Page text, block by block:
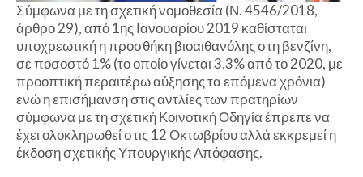
Σύμφωνα με τη σχετική νομοθεσία (Ν. 4546/2018,
άρθρο 29), από 1ης Ιανουαρίου 2019 καθίσταται
υποχρεωτική η προσθήκη βιοαιθανόλης στη βενζίνη,
σε ποσοστό 1% (το οποίο γίνεται 3,3% από το 2020, με
προοπτική περαιτέρω αύξησης τα επόμενα χρόνια)
ενώ η επισήμανση στις αντλίες των πρατηρίων
σύμφωνα με τη σχετική Κοινοτική Οδηγία έπρεπε να
έχει ολοκληρωθεί στις 12 Οκτωβρίου αλλά εκκρεμεί η
έκδοση σχετικής Υπουργικής Απόφασης.